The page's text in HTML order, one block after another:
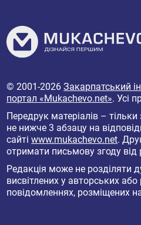
© 2001-2026Закарпатський
портал «Mukachevo.net». Усі
Передрук матеріалів –
не нижче 3 абзацу на
сайтіwww.mukachevo.net.
отримати письмову згоду від
Редакція може не розділяти
висвітлених у авторських
повідомленнях, розміщених